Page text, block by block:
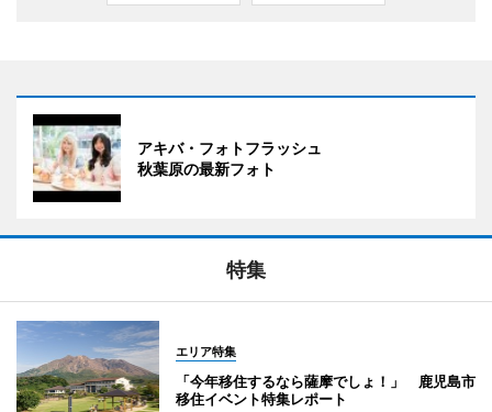
アキバ・フォトフラッシュ
秋葉原の最新フォト
特集
エリア特集
「今年移住するなら薩摩でしょ！」 鹿児島市
移住イベント特集レポート